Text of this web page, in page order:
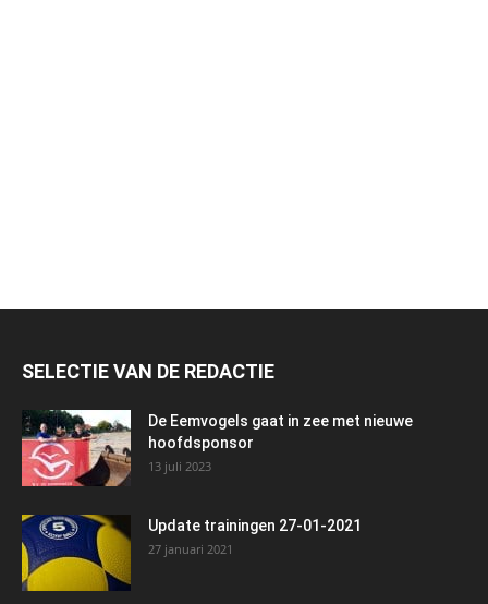
SELECTIE VAN DE REDACTIE
De Eemvogels gaat in zee met nieuwe
hoofdsponsor
13 juli 2023
Update trainingen 27-01-2021
27 januari 2021